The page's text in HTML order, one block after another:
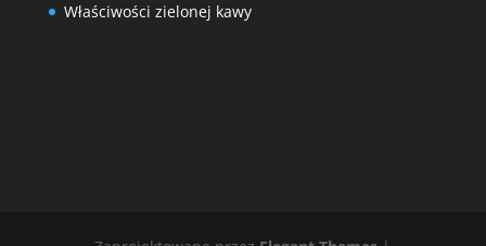
Właściwości zielonej kawy